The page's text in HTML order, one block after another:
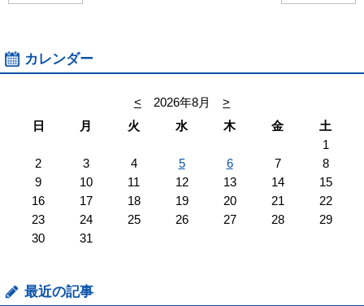
カレンダー
< 2026年8月
>
日
月 火 水 木 金
土
1
2
3 4 5 6 7
8
9
10 11 12 13 14
15
16
17 18 19 20 21
22
23
24 25 26 27 28
29
30
31
最近の記事